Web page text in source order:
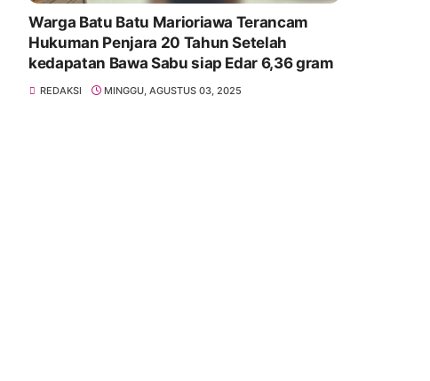
Warga Batu Batu Marioriawa Terancam
Hukuman Penjara 20 Tahun Setelah
kedapatan Bawa Sabu siap Edar 6,36 gram
REDAKSI MINGGU, AGUSTUS 03, 2025